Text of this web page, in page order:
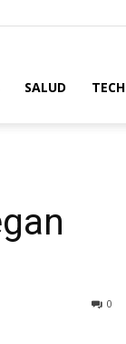
SALUD TECH
0